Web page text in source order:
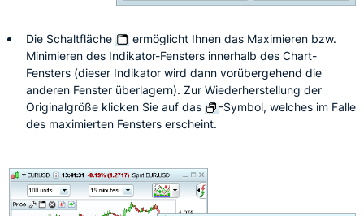
Die Schaltfläche
ermöglicht Ihnen das Maximieren bzw.
Minimieren des Indikator-Fensters innerhalb des Chart-
Fensters (dieser Indikator wird dann vorübergehend die
anderen Fenster überlagern). Zur Wiederherstellung der
Originalgröße klicken Sie auf das
-Symbol, welches im Falle
des maximierten Fensters erscheint.